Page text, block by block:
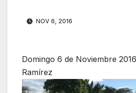
NOV 6, 2016
Domingo 6 de Noviembre
Ramírez